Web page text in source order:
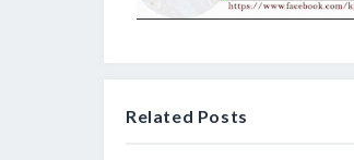
Related Posts